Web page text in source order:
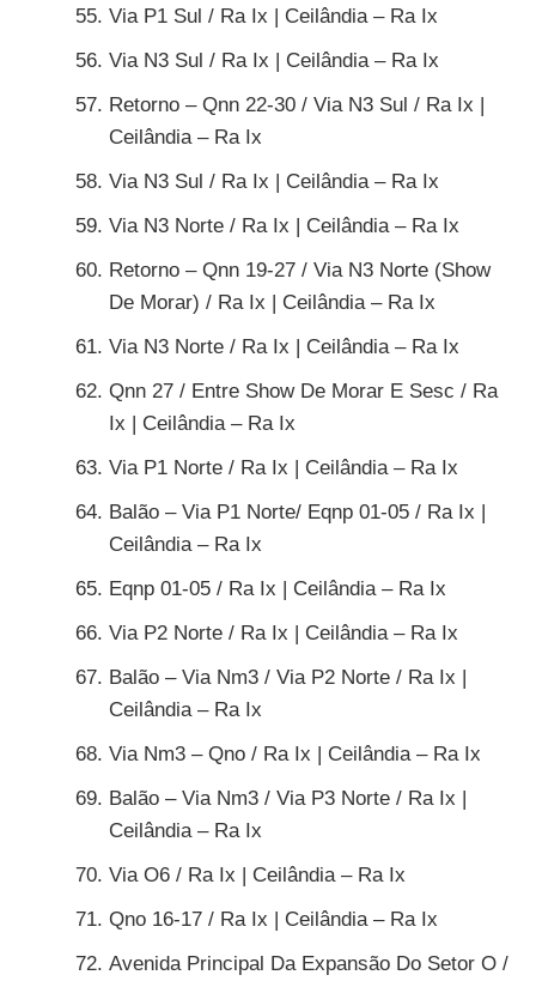
Via P1 Sul / Ra Ix | Ceilândia – Ra Ix
Via N3 Sul / Ra Ix | Ceilândia – Ra Ix
Retorno – Qnn 22-30 / Via N3 Sul / Ra Ix |
Ceilândia – Ra Ix
Via N3 Sul / Ra Ix | Ceilândia – Ra Ix
Via N3 Norte / Ra Ix | Ceilândia – Ra Ix
Retorno – Qnn 19-27 / Via N3 Norte (Show
De Morar) / Ra Ix | Ceilândia – Ra Ix
Via N3 Norte / Ra Ix | Ceilândia – Ra Ix
Qnn 27 / Entre Show De Morar E Sesc / Ra
Ix | Ceilândia – Ra Ix
Via P1 Norte / Ra Ix | Ceilândia – Ra Ix
Balão – Via P1 Norte/ Eqnp 01-05 / Ra Ix |
Ceilândia – Ra Ix
Eqnp 01-05 / Ra Ix | Ceilândia – Ra Ix
Via P2 Norte / Ra Ix | Ceilândia – Ra Ix
Balão – Via Nm3 / Via P2 Norte / Ra Ix |
Ceilândia – Ra Ix
Via Nm3 – Qno / Ra Ix | Ceilândia – Ra Ix
Balão – Via Nm3 / Via P3 Norte / Ra Ix |
Ceilândia – Ra Ix
Via O6 / Ra Ix | Ceilândia – Ra Ix
Qno 16-17 / Ra Ix | Ceilândia – Ra Ix
Avenida Principal Da Expansão Do Setor O /